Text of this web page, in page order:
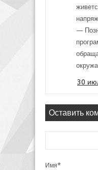
—
30
Оставить
Имя*